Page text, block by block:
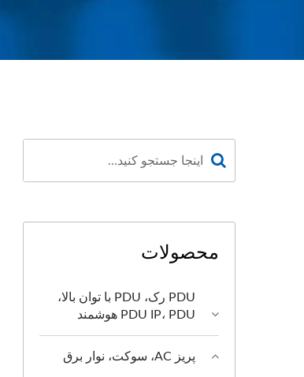
محصولات
PDU رک، PDU با توان بالا،
PDU IP، PDU هوشمند
پریز AC، سوکت، نوار برق